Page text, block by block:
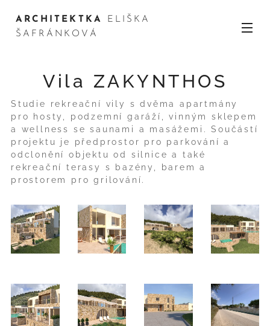
ARCHITEKTKA
ELIŠKA
ŠAFRÁNKOVÁ
Vila ZAKYNTHOS
Studie rekreační vily s dvěma apartmány
pro hosty, podzemní garáží, vinným sklepem
a wellness se saunami a masážemi. Součástí
projektu je předprostor pro parkování a
odclonění objektu od silnice a také
rekreační terasy s bazény, barem a
prostorem pro grilování.